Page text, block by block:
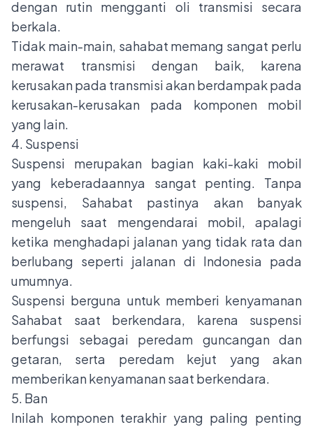
dengan rutin mengganti oli transmisi secara
berkala.
Tidak main-main, sahabat memang sangat perlu
merawat transmisi dengan baik, karena
kerusakan pada transmisi akan berdampak pada
kerusakan-kerusakan pada komponen mobil
yang lain.
4. Suspensi
Suspensi merupakan bagian kaki-kaki mobil
yang keberadaannya sangat penting. Tanpa
suspensi, Sahabat pastinya akan banyak
mengeluh saat mengendarai mobil, apalagi
ketika menghadapi jalanan yang tidak rata dan
berlubang seperti jalanan di Indonesia pada
umumnya.
Suspensi berguna untuk memberi kenyamanan
Sahabat saat berkendara, karena suspensi
berfungsi sebagai peredam guncangan dan
getaran, serta peredam kejut yang akan
memberikan kenyamanan saat berkendara.
5. Ban
Inilah komponen terakhir yang paling penting